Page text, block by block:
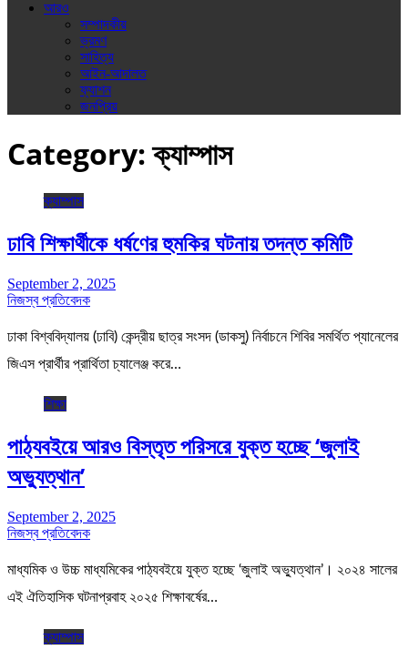
আরও
সম্পাদকীয়
ভ্রমণ
সাহিত্য
আইন-আদালত
ফ্যাশন
জনপ্রিয়
Category:ক্যাম্পাস
ক্যাম্পাস
ঢাবি শিক্ষার্থীকে ধর্ষণের হুমকির ঘটনায় তদন্ত কমিটি
September 2, 2025
নিজস্ব প্রতিবেদক
ঢাকা বিশ্ববিদ্যালয় (ঢাবি) কেন্দ্রীয় ছাত্র সংসদ (ডাকসু) নির্বাচনে শিবির সমর্থিত প্যানেলের
জিএস প্রার্থীর প্রার্থিতা চ্যালেঞ্জ করে…
শিক্ষা
পাঠ্যবইয়ে আরও বিস্তৃত পরিসরে যুক্ত হচ্ছে ‘জুলাই
অভ্যুত্থান’
September 2, 2025
নিজস্ব প্রতিবেদক
মাধ্যমিক ও উচ্চ মাধ্যমিকের পাঠ্যবইয়ে যুক্ত হচ্ছে ‘জুলাই অভ্যুত্থান’। ২০২৪ সালের
এই ঐতিহাসিক ঘটনাপ্রবাহ ২০২৫ শিক্ষাবর্ষের…
ক্যাম্পাস